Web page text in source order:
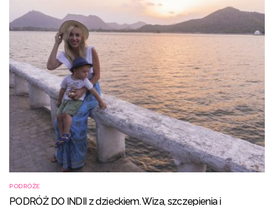
PODRÓŻE
PODRÓŻ DO INDII z dzieckiem. Wiza, szczepienia i